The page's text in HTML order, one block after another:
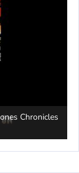
Chronicles